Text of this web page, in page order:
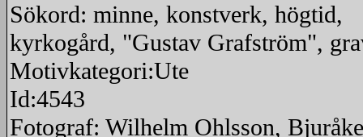
Sökord: minne, konstverk, högtid,
kyrkogård, "Gustav Grafström",
Motivkategori:Ute
Id:4543
Fotograf: Wilhelm Ohlsson,